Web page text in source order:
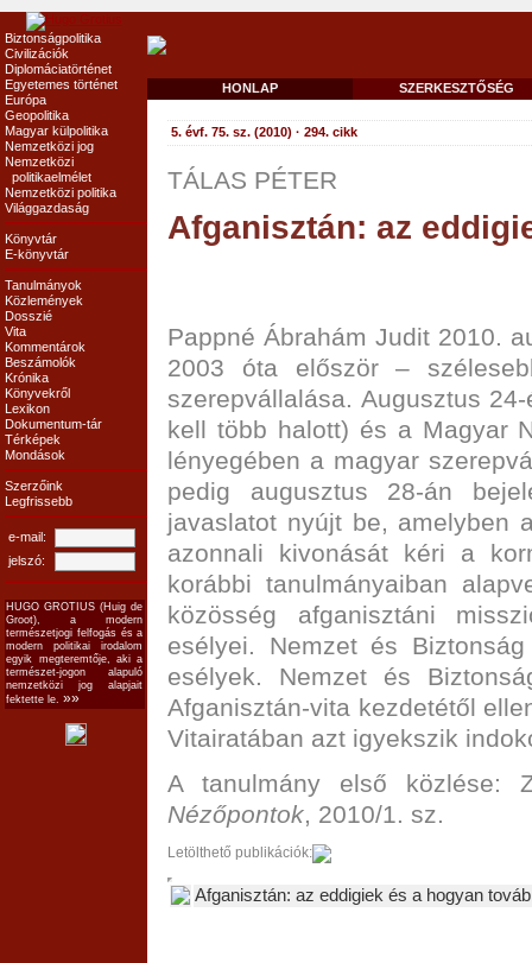
Biztonságpolitika
Civilizációk
Diplomáciatörténet
Egyetemes történet
Európa
Geopolitika
Magyar külpolitika
Nemzetközi jog
Nemzetközi
politikaelmélet
Nemzetközi politika
Világgazdaság
Könyvtár
E-könyvtár
Tanulmányok
Közlemények
Dosszié
Vita
Kommentárok
Beszámolók
Krónika
Könyvekről
Lexikon
Dokumentum-tár
Térképek
Mondások
Szerzőink
Legfrissebb
e-mail:
jelszó:
HUGO GROTIUS (Huig de
Groot), a modern
természetjogi felfogás és a
modern politikai irodalom
egyik megteremtője, aki a
természet-jogon alapuló
nemzetközi jog alapjait
fektette le.»»
HONLAP SZERKESZTŐSÉG
5. évf. 75. sz. (2010) · 294. cikk
TÁLAS PÉTER
Afganisztán: az
Pappné Ábrahám Judit 2010.
2003 óta először –
szerepvállalása. Augusztus
kell több halott) és a Magyar
lényegében a magyar
pedig augusztus 28-án
javaslatot nyújt be, amelyben
azonnali kivonását kéri a
korábbi tanulmányaiban
közösség afganisztáni
esélyei. Nemzet és
esélyek. Nemzet és
Afganisztán-vita kezdetétől
Vitairatában azt igyekszik
A tanulmány első közlése:
Nézőpontok, 2010/1. sz.
Letölthető publikációk:
Afganisztán: az eddigiek és a hogyan